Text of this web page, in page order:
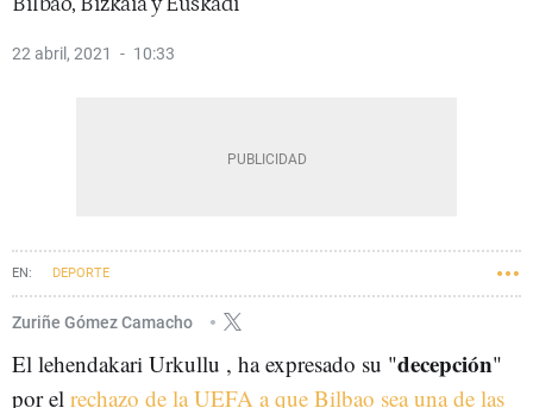
22 abril, 2021 10:33
DEPORTE
Zuriñe Gómez Camacho
El lehendakari Urkullu , ha expresado su "decepción"
por el rechazo de la UEFA a que Bilbao sea una de las